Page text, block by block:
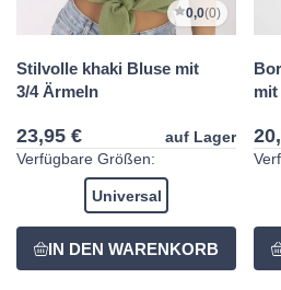
0,0(0)
Stilvolle khaki Bluse mit
3/4 Ärmeln
23,95 €
auf Lager
Verfügbare Größen:
Universal